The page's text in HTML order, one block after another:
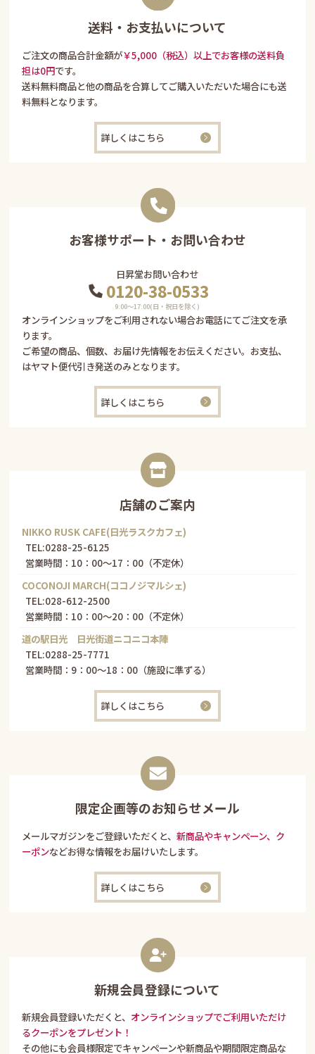
送料・お支払いについて
ご注文の商品合計金額が￥5,000（税込）以上でお客様の送料負
担は0円です。
送料無料商品と他の商品を合算してご購入いただいた場合にも送
料無料となります。
詳しくはこちら
お客様サポート・お問い合わせ
日昇堂お問い合わせ
0120-38-0533
9:00〜17:00(日・祝日を除く)
オンラインショップをご利用されない場合お電話にてご注文を承
ります。
ご希望の商品、個数、お届け先情報をお伝えください。お支払、
はヤマト便代引き発送のみとなります。
詳しくはこちら
店舗のご案内
NIKKO RUSK CAFE(日光ラスクカフェ)
TEL:0288-25-6125
営業時間：10：00～17：00（不定休）
COCONOJI MARCH(ココノジマルシェ)
TEL:028-612-2500
営業時間：10：00～20：00（不定休）
道の駅日光 日光街道ニコニコ本陣
TEL:0288-25-7771
営業時間：9：00～18：00（施設に準ずる）
詳しくはこちら
限定企画等のお知らせメール
メールマガジンをご登録いただくと、新商品やキャンペーン、ク
ーポンなどお得な情報をお届けいたします。
詳しくはこちら
新規会員登録について
新規会員登録いただくと、 オンラインショップでご利用いただけ
るクーポンをプレゼント！
その他にも会員様限定でキャンペーンや新商品や期間限定商品な